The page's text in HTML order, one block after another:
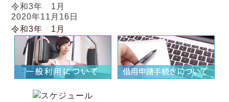
令和3年 1月
2020年11月16日
令和3年 1月